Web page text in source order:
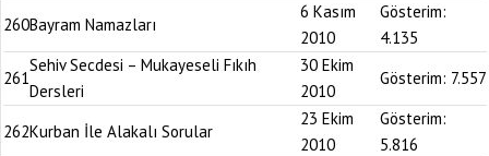
260Bayram Namazları
6 Kasım
2010
Gösterim:
4.135
261
Sehiv Secdesi – Mukayeseli Fıkıh
Dersleri
30 Ekim
2010
Gösterim: 7.557
262Kurban İle Alakalı Sorular
23 Ekim
2010
Gösterim:
5.816